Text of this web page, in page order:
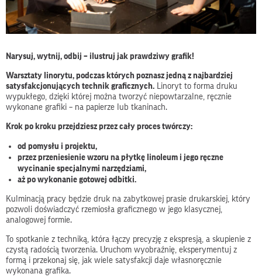
Narysuj, wytnij, odbij – ilustruj jak prawdziwy grafik!
Warsztaty linorytu, podczas których poznasz jedną z najbardziej
satysfakcjonujących technik graficznych. Linoryt to forma druku
wypukłego, dzięki której można tworzyć niepowtarzalne, ręcznie
wykonane grafiki – na papierze lub tkaninach.
Krok po kroku przejdziesz przez cały proces twórczy:
od pomysłu i projektu,
przez przeniesienie wzoru na płytkę linoleum i jego ręczne
wycinanie specjalnymi narzędziami,
aż po wykonanie gotowej odbitki.
Kulminacją pracy będzie druk na zabytkowej prasie drukarskiej, który
pozwoli doświadczyć rzemiosła graficznego w jego klasycznej,
analogowej formie.
To spotkanie z techniką, która łączy precyzję z ekspresją, a skupienie z
czystą radością tworzenia. Uruchom wyobraźnię, eksperymentuj z
formą i przekonaj się, jak wiele satysfakcji daje własnoręcznie
wykonana grafika.